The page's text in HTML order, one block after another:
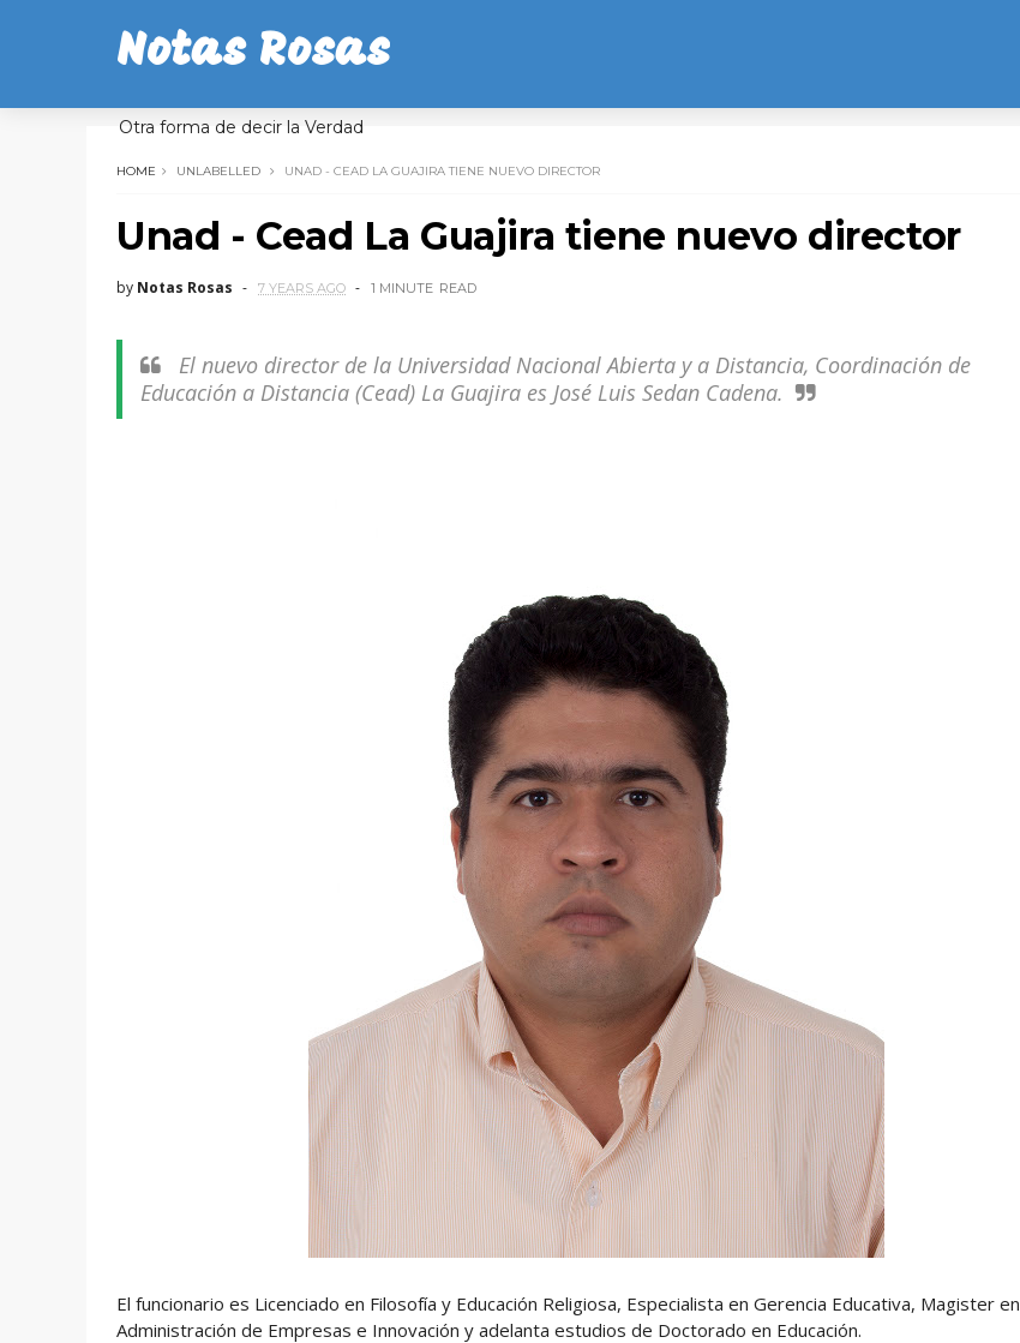
Notas Rosas
Otra forma de decir la Verdad
HOME UNLABELLED UNAD - CEAD LA GUAJIRA TIENE NUEVO DIRECTOR
Unad - Cead La Guajira tiene nuevo director
by Notas Rosas 7 YEARS AGO 1 MINUTE READ
El nuevo director de la Universidad Nacional Abierta y a Distancia, Coordinación de
Educación a Distancia (Cead) La Guajira es José Luis Sedan Cadena.
El funcionario es Licenciado en Filosofía y Educación Religiosa, Especialista en Gerencia Educativa, Magister en
Administración de Empresas e Innovación y adelanta estudios de Doctorado en Educación.